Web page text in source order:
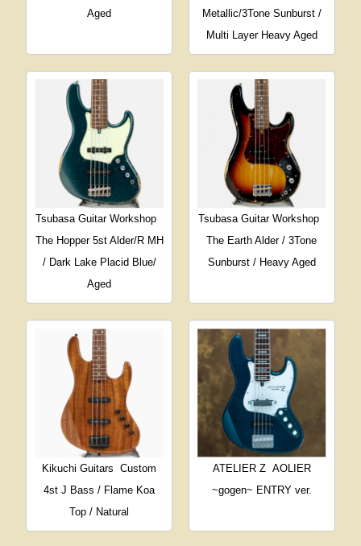
Aged
Metallic/3Tone Sunburst /
Multi Layer Heavy Aged
Tsubasa Guitar Workshop
The Hopper 5st Alder/R MH
/ Dark Lake Placid Blue/
Aged
Tsubasa Guitar Workshop
The Earth Alder / 3Tone
Sunburst / Heavy Aged
Kikuchi Guitars
Custom
4st J Bass / Flame Koa
Top / Natural
ATELIER Z AOLIER
~gogen~ ENTRY ver.